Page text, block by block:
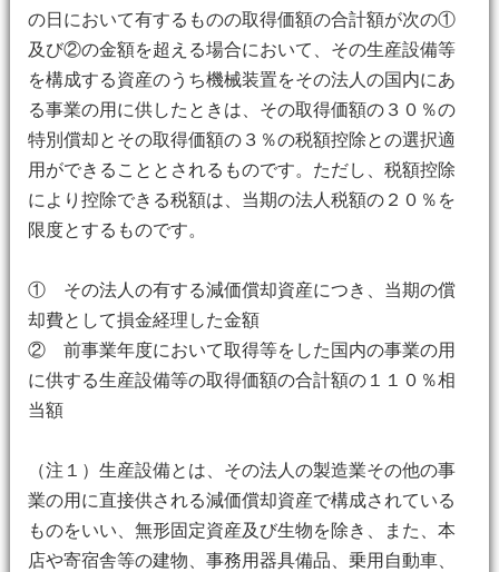
の日において有するものの取得価額の合計額が次の①
及び②の金額を超える場合において、その生産設備等
を構成する資産のうち機械装置をその法人の国内にあ
る事業の用に供したときは、その取得価額の３０％の
特別償却とその取得価額の３％の税額控除との選択適
用ができることとされるものです。ただし、税額控除
により控除できる税額は、当期の法人税額の２０％を
限度とするものです。
① その法人の有する減価償却資産につき、当期の償
却費として損金経理した金額
② 前事業年度において取得等をした国内の事業の用
に供する生産設備等の取得価額の合計額の１１０％相
当額
（注１）生産設備とは、その法人の製造業その他の事
業の用に直接供される減価償却資産で構成されている
ものをいい、無形固定資産及び生物を除き、また、本
店や寄宿舎等の建物、事務用器具備品、乗用自動車、